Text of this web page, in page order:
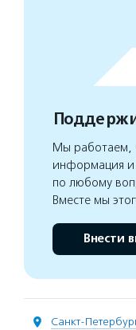
Мы работаем,
информация и
по любому
Вместе мы
Внести
Санкт-